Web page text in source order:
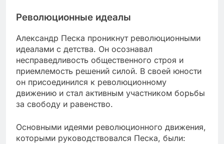
Революционные идеалы
Александр Песка проникнут революционными
идеалами с детства. Он осознавал
несправедливость общественного строя и
приемлемость решений силой. В своей юности
он присоединился к революционному
движению и стал активным участником борьбы
за свободу и равенство.
Основными идеями революционного движения,
которыми руководствовался Песка, были: